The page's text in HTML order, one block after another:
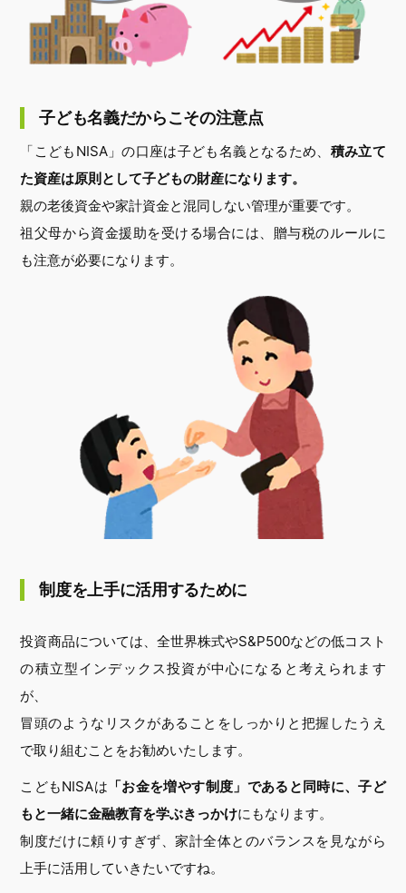
子ども名義だからこその注意点
「こどもNISA」の口座は子ども名義となるため、 積み立て
た資産は原則として子どもの財産になります。
親の老後資金や家計資金と混同しない管理が重要です。
祖父母から資金援助を受ける場合には、贈与税のルールに
も注意が必要になります。
制度を上手に活用するために
投資商品については、全世界株式やS&P500などの低コスト
の積立型インデックス投資が中心になると考えられます
が、
冒頭のようなリスクがあることをしっかりと把握したうえ
で取り組むことをお勧めいたします。
こどもNISAは 「お金を増やす制度」であると同時に、子ど
もと一緒に金融教育を学ぶきっかけにもなります。
制度だけに頼りすぎず、家計全体とのバランスを見ながら
上手に活用していきたいですね。